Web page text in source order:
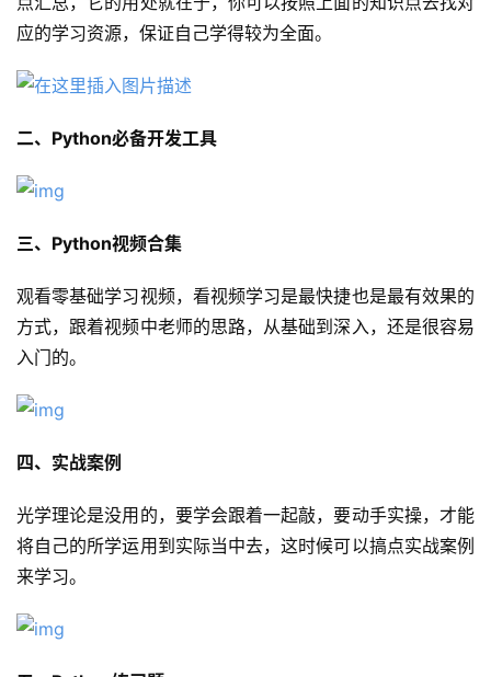
应的学习资源，保证自己学得较为全面。
二、Python必备开发工具
三、Python视频合集
观看零基础学习视频，看视频学习是最快捷也是最有效果的
方式，跟着视频中老师的思路，从基础到深入，还是很容易
入门的。
四、实战案例
光学理论是没用的，要学会跟着一起敲，要动手实操，才能
将自己的所学运用到实际当中去，这时候可以搞点实战案例
来学习。